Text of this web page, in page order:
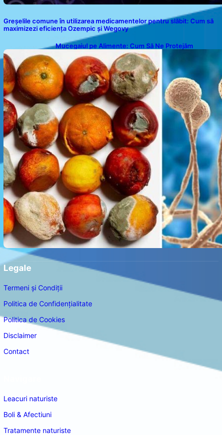
Greșelile comune în utilizarea medicamentelor pentru slăbit: Cum să
maximizezi eficiența Ozempic și Wegovy
Mucegaiul pe Alimente: Cum Să Ne Protejăm
Legale
Termeni și Condiții
Politica de Confidențialitate
Politica de Cookies
Disclaimer
Contact
Leacuri naturiste
Boli & Afectiuni
Tratamente naturiste